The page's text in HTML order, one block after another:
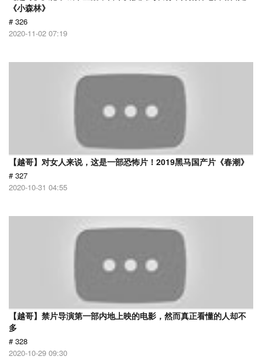
《小森林》
# 326
2020-11-02 07:19
【越哥】对女人来说，这是一部恐怖片！2019黑马国产片《春潮》
# 327
2020-10-31 04:55
【越哥】禁片导演第一部内地上映的电影，然而真正看懂的人却不
多
# 328
2020-10-29 09:30